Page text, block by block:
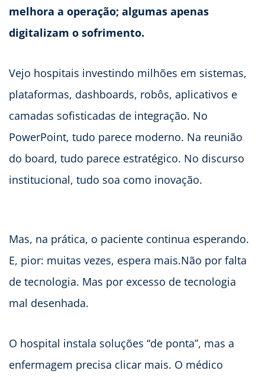
melhora a operação; algumas apenas
digitalizam o sofrimento.
Vejo hospitais investindo milhões em sistemas,
plataformas, dashboards, robôs, aplicativos e
camadas sofisticadas de integração. No
PowerPoint, tudo parece moderno. Na reunião
do board, tudo parece estratégico. No discurso
institucional, tudo soa como inovação.
Mas, na prática, o paciente continua esperando.
E, pior: muitas vezes, espera mais.Não por falta
de tecnologia. Mas por excesso de tecnologia
mal desenhada.
O hospital instala soluções “de ponta”, mas a
enfermagem precisa clicar mais. O médico